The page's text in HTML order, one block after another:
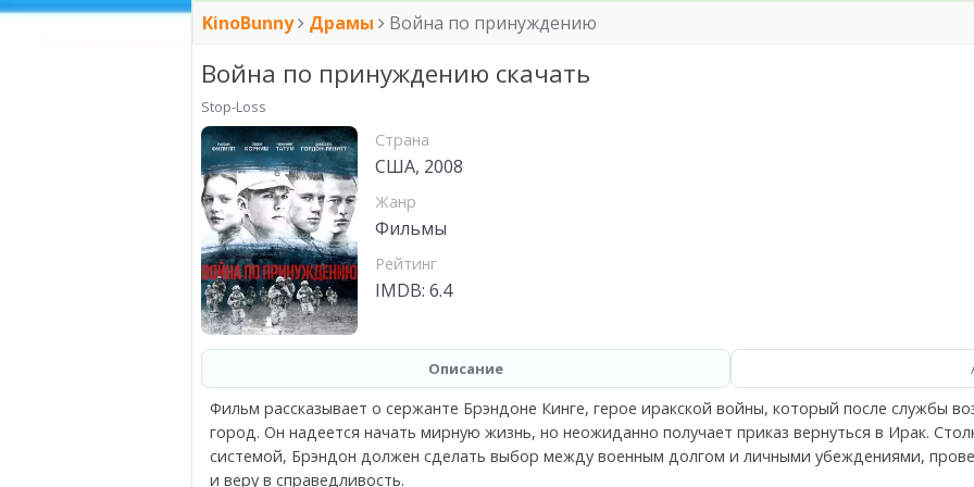
KinoBunny Драмы Война по принуждению
Война по принуждению скачать
Stop-Loss
Страна
США, 2008
Жанр
Фильмы
Рейтинг
IMDB: 6.4
Описание
Фильм рассказывает о сержанте Брэндоне Кинге, герое иракской войны, который после службы
город. Он надеется начать мирную жизнь, но неожиданно получает приказ вернуться в Ирак.
системой, Брэндон должен сделать выбор между военным долгом и личными убеждениями,
и веру в справедливость.